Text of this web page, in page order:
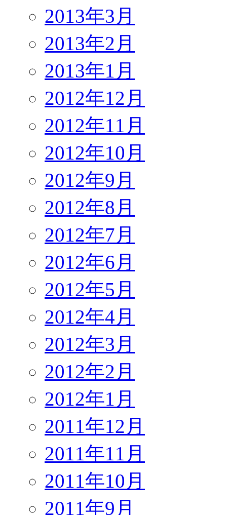
2013年3月
2013年2月
2013年1月
2012年12月
2012年11月
2012年10月
2012年9月
2012年8月
2012年7月
2012年6月
2012年5月
2012年4月
2012年3月
2012年2月
2012年1月
2011年12月
2011年11月
2011年10月
2011年9月